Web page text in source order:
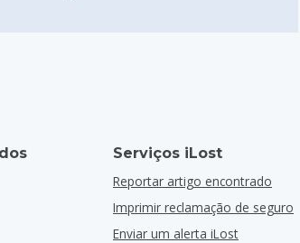
Serviços iLost
Reportar artigo encontrado
Imprimir reclamação de seguro
Enviar um alerta iLost